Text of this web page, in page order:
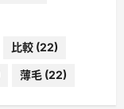
比較 (22)
薄毛 (22)